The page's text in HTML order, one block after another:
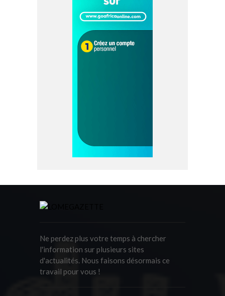
Ne perdez plus votre temps à chercher
l'information sur plusieurs sites
d'actualités. Nous faisons désormais ce
travail pour vous !